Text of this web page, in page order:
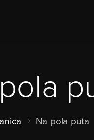
Na pola puta